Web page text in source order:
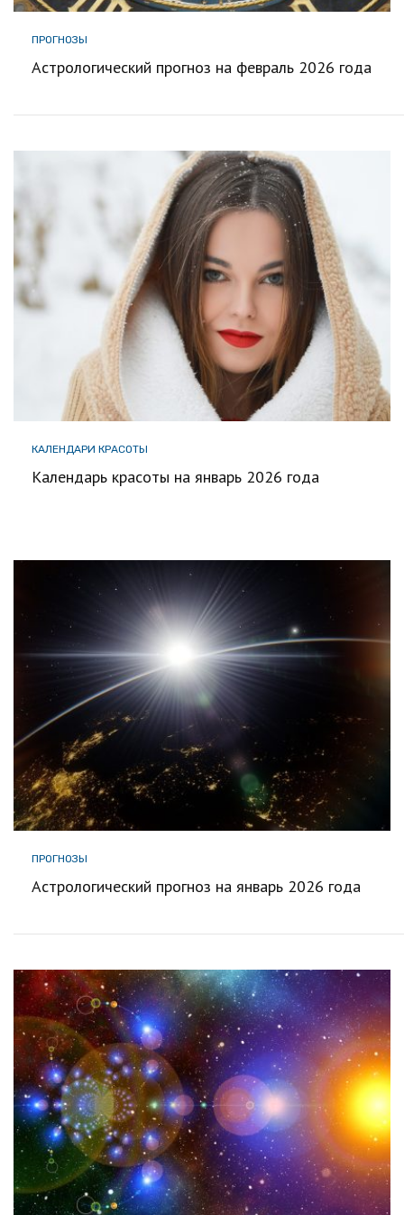
ПРОГНОЗЫ
Астрологический прогноз на февраль 2026 года
КАЛЕНДАРИ КРАСОТЫ
Календарь красоты на январь 2026 года
ПРОГНОЗЫ
Астрологический прогноз на январь 2026 года